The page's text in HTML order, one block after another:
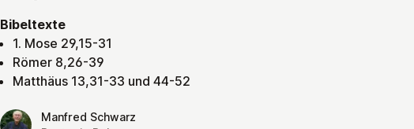
Bibeltexte
1. Mose 29,15-31
Römer 8,26-39
Matthäus 13,31-33 und 44-52
Manfred Schwarz